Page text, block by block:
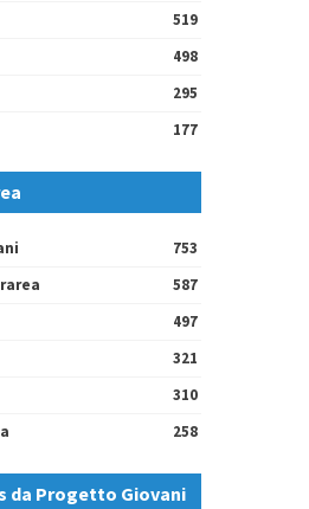
519
498
295
177
753
587
497
321
310
258
da Progetto Giovani